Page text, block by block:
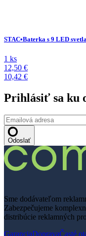
STAC•Baterka s 9 LED
1 ks
12,50 €
10,42 €
Prihlásiť sa ku
Odoslať
Sme dodávateľom
Zabezpečujeme
distribúcie reklamných
GaranciaDopravaČasté